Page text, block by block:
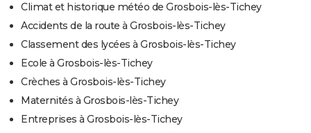
Climat et historique météo de Grosbois-lès-Tichey
Accidents de la route à Grosbois-lès-Tichey
Classement des lycées à Grosbois-lès-Tichey
Ecole à Grosbois-lès-Tichey
Crèches à Grosbois-lès-Tichey
Maternités à Grosbois-lès-Tichey
Entreprises à Grosbois-lès-Tichey